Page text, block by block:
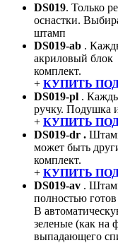
DS019. Только
оснастки.
штамп
DS019-ab .
акриловый блок
комплект.
+ КУПИТЬ
DS019-pl .
ручку. Подушка
+ КУПИТЬ
DS019-dr .
может быть
комплект.
+ КУПИТЬ
DS019-av .
полностью готов
В
зеленые (как на
выпадающего